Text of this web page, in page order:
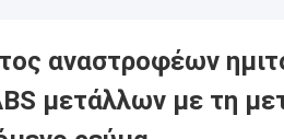
αναστροφέων
μετάλλων με τη